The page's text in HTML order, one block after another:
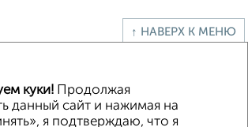
↑ НАВЕРХ К МЕНЮ
назначения
Складское помещение
помещение
куки! Продолжая
данный сайт и нажимая на
я подтверждаю, что я